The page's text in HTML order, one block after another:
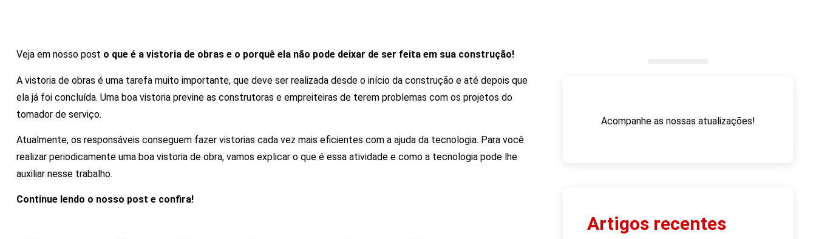
Veja em nosso post o que é a vistoria de obras e o porquê ela não pode deixar de ser feita em sua construção!
A vistoria de obras é uma tarefa muito importante, que deve ser realizada desde o início da construção e até depois que
ela já foi concluída. Uma boa vistoria previne as construtoras e empreiteiras de terem problemas com os projetos do
tomador de serviço.
Atualmente, os responsáveis conseguem fazer vistorias cada vez mais eficientes com a ajuda da tecnologia. Para você
realizar periodicamente uma boa vistoria de obra, vamos explicar o que é essa atividade e como a tecnologia pode lhe
auxiliar nesse trabalho.
Continue lendo o nosso post e confira!
Acompanhe as nossas atualizações!
Artigos recentes